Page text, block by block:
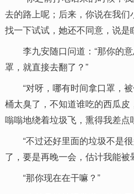
去的路上呢；后来，你说在我
找一下试试，她还不同意，说是
李九安随口问道：“那你的
罩，就直接去翻了？”
“对呀，哪有时间拿口罩，
桶太臭了，不知道谁吃的西瓜皮
嗡嗡地绕着垃圾飞，熏得我差点
“不过还好里面的垃圾不是
了，要是再晚一会，估计我能被
“那你现在在干嘛？”